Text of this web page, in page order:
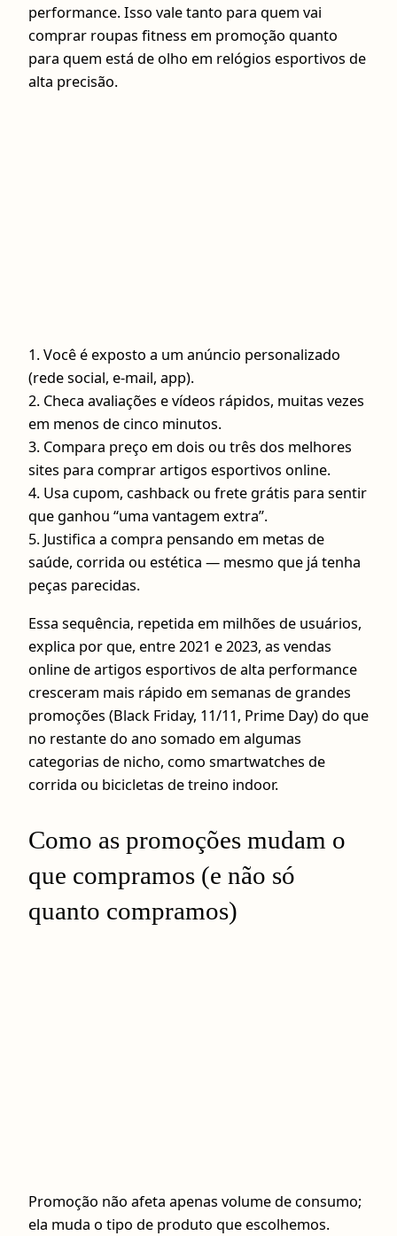
performance. Isso vale tanto para quem vai
comprar roupas fitness em promoção quanto
para quem está de olho em relógios esportivos de
alta precisão.
1. Você é exposto a um anúncio personalizado
(rede social, e‑mail, app).
2. Checa avaliações e vídeos rápidos, muitas vezes
em menos de cinco minutos.
3. Compara preço em dois ou três dos melhores
sites para comprar artigos esportivos online.
4. Usa cupom, cashback ou frete grátis para sentir
que ganhou “uma vantagem extra”.
5. Justifica a compra pensando em metas de
saúde, corrida ou estética — mesmo que já tenha
peças parecidas.
Essa sequência, repetida em milhões de usuários,
explica por que, entre 2021 e 2023, as vendas
online de artigos esportivos de alta performance
cresceram mais rápido em semanas de grandes
promoções (Black Friday, 11/11, Prime Day) do que
no restante do ano somado em algumas
categorias de nicho, como smartwatches de
corrida ou bicicletas de treino indoor.
Como as promoções mudam o
que compramos (e não só
quanto compramos)
Promoção não afeta apenas volume de consumo;
ela muda o tipo de produto que escolhemos.